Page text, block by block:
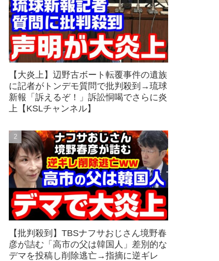
【大炎上】辺野古ボート転覆事件の遺族
に記者がトンデモ質問で批判殺到→琉球
新報「訴えるぞ！」訴訟恫喝でさらに炎
上【KSLチャンネル】
【批判殺到】TBSナフサおじさん境野春
彦が詰む「高市の父は韓国人」差別的な
デマを投稿し削除逃亡→指摘に逆ギレ